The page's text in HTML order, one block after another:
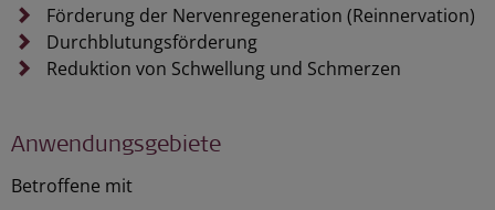
Förderung der Nervenregeneration (Reinnervation)
Durchblutungsförderung
Reduktion von Schwellung und Schmerzen
Anwendungsgebiete
Betroffene mit